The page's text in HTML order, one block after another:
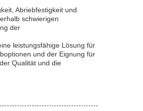
Abriebfestigkeit und
schwierigen
der
leistungsfähige Lösung für
und der Eignung für
Qualität und die